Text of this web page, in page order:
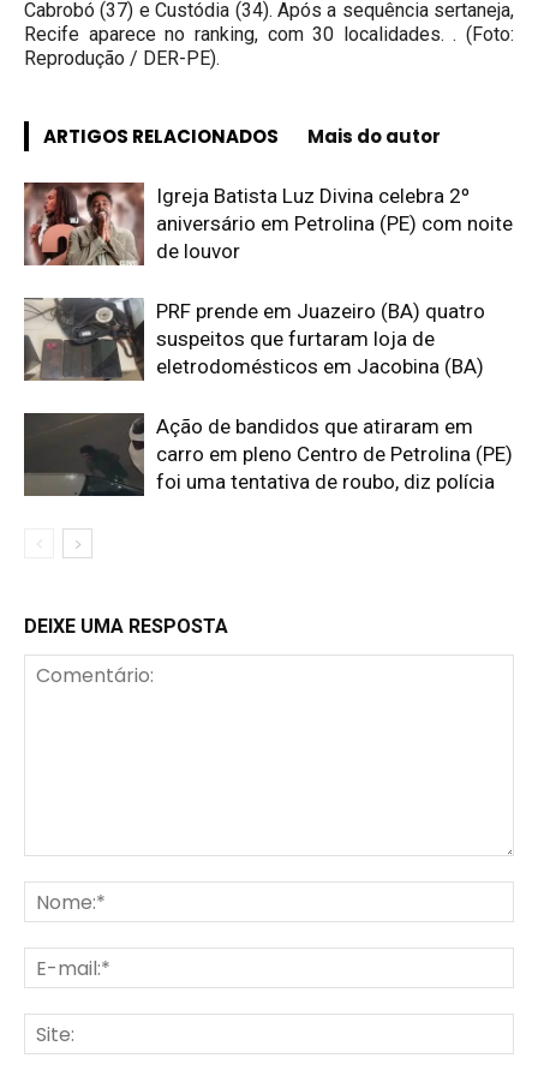
Cabrobó (37) e Custódia (34). Após a sequência sertaneja,
Recife aparece no ranking, com 30 localidades. . (Foto:
Reprodução / DER-PE).
ARTIGOS RELACIONADOS Mais do autor
Igreja Batista Luz Divina celebra 2º
aniversário em Petrolina (PE) com noite
de louvor
PRF prende em Juazeiro (BA) quatro
suspeitos que furtaram loja de
eletrodomésticos em Jacobina (BA)
Ação de bandidos que atiraram em
carro em pleno Centro de Petrolina (PE)
foi uma tentativa de roubo, diz polícia
DEIXE UMA RESPOSTA